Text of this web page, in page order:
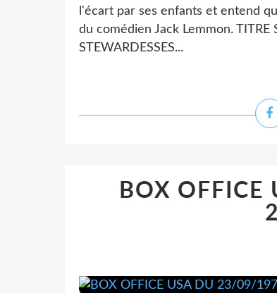
l'écart par ses enfants et entend
du comédien Jack Lemmon. TITRE
STEWARDESSES...
BOX